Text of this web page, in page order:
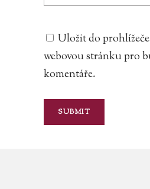
Uložit do
webovou stránku pro
komentáře.